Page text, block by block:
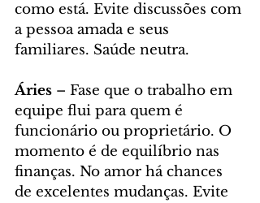
como está. Evite discussões com
a pessoa amada e seus
familiares. Saúde neutra.
Áries – Fase que o trabalho em
equipe flui para quem é
funcionário ou proprietário. O
momento é de equilíbrio nas
finanças. No amor há chances
de excelentes mudanças. Evite